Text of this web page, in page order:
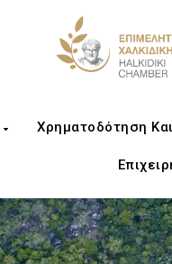
Χρηματοδότηση